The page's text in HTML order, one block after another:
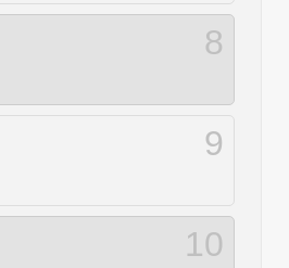
8
9
10